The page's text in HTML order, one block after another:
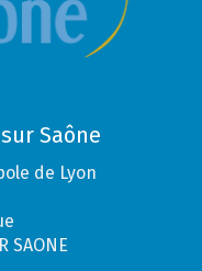
Saône
de Lyon
SAONE